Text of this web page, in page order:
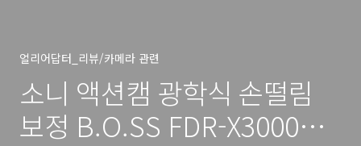
얼리어답터_리뷰/카메라 관련
소니 액션캠 광학식 손떨림
보정 B.O.SS FDR-X3000R